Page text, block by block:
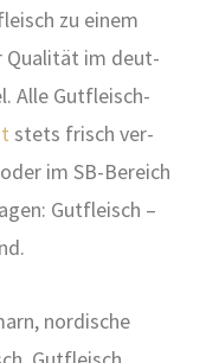
zu einem
Qua­li­tät im deut­
Alle Gut­fleisch-
stets frisch ver­
im SB-Bereich
Gut­fleisch –